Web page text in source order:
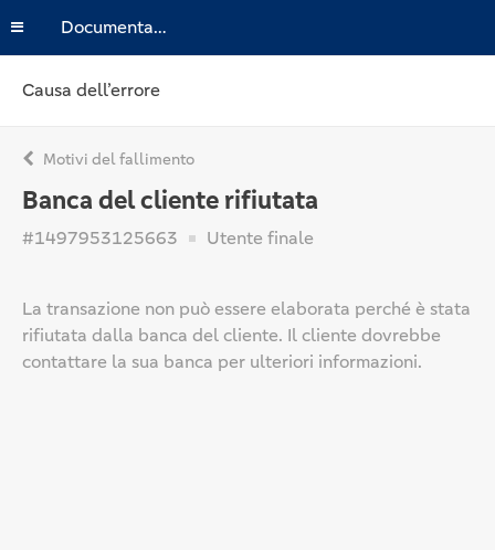
Documentazione
Causa dell’errore
Motivi del fallimento
Banca del cliente rifiutata
#1497953125663 Utente finale
La transazione non può essere elaborata perché è stata
rifiutata dalla banca del cliente. Il cliente dovrebbe
contattare la sua banca per ulteriori informazioni.